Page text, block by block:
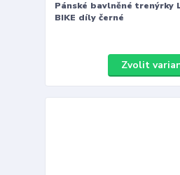
Pánské bavlněné trenýrky
BIKE díly černé
Zvolit